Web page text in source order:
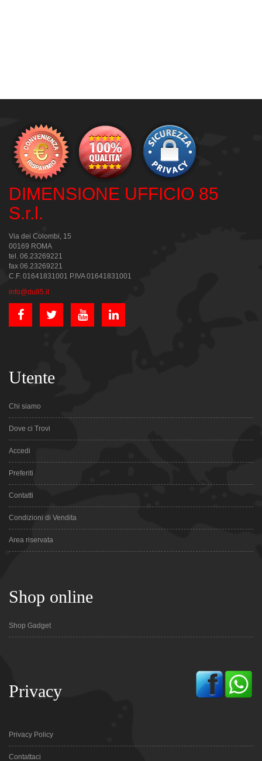
DIMENSIONE UFFICIO 85
S.r.l.
Via dei Colombi, 15
00169 ROMA
tel. 06.23269221
fax 06.23269221
C.F. 01641831001 P.IVA 01641831001
info@du85.it
Utente
Chi siamo
Dove ci Trovi
Accedi
Preferiti
Contatti
Condizioni di Vendita
Area riservata
Shop online
Shop Gadget
Privacy
Privacy Policy
Contattaci